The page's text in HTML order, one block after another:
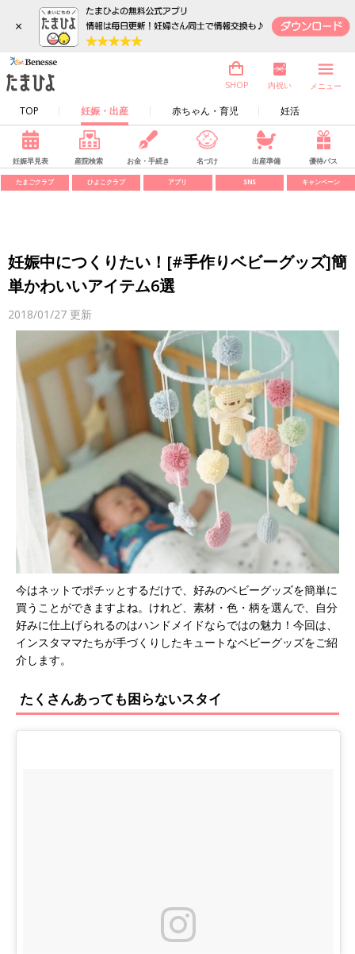
×
TOP 妊娠・出産 赤ちゃん・育児 妊活
SHOP 内祝い メニュー
妊娠早見表 産院検索 お金・手続き 名づけ 出産準備 優待パス
たまごクラブ ひよこクラブ アプリ SNS キャンペーン
妊娠中につくりたい！[#手作りベビーグッズ]簡
単かわいいアイテム6選
2018/01/27 更新
今はネットでポチッとするだけで、好みのベビーグッズを簡単に
買うことができますよね。けれど、素材・色・柄を選んで、自分
好みに仕上げられるのはハンドメイドならではの魅力！今回は、
インスタママたちが手づくりしたキュートなベビーグッズをご紹
介します。
たくさんあっても困らないスタイ